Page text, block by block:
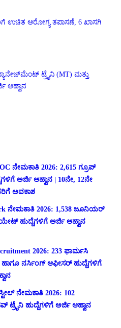
ಉಚಿತ ಆರೋಗ್ಯ ತಪಾಸಣೆ, 6 ಖಾಸಗಿ
ಟ್ರೈನಿ (MT) ಮತ್ತು
ಆಹ್ವಾನ
ನೇಮಕಾತಿ 2026: 2,615 ಗ್ರೂಪ್
ಅರ್ಜಿ ಆಹ್ವಾನ | 10ನೇ, 12ನೇ
ಅವಕಾಶ
ನೇಮಕಾತಿ 2026: 1,538 ಜೂನಿಯರ್
ಹುದ್ದೆಗಳಿಗೆ ಅರ್ಜಿ ಆಹ್ವಾನ
2026: 233 ಫಾರ್ಮಸಿ
ನರ್ಸಿಂಗ್ ಆಫೀಸರ್ ಹುದ್ದೆಗಳಿಗೆ
ನೇಮಕಾತಿ 2026: 102
ಟ್ರೈನಿ ಹುದ್ದೆಗಳಿಗೆ ಅರ್ಜಿ ಆಹ್ವಾನ